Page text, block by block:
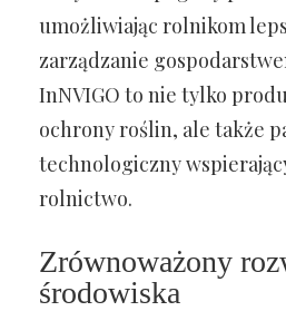
umożliwiając rolnikom
zarządzanie
InNVIGO to nie tylko
ochrony roślin, ale także
technologiczny
rolnictwo.
Zrównoważony
środowiska